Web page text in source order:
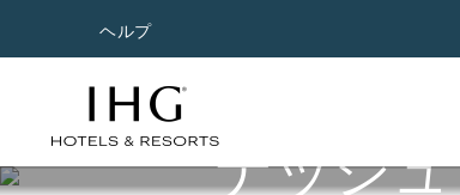
ヘルプ
ナッシ